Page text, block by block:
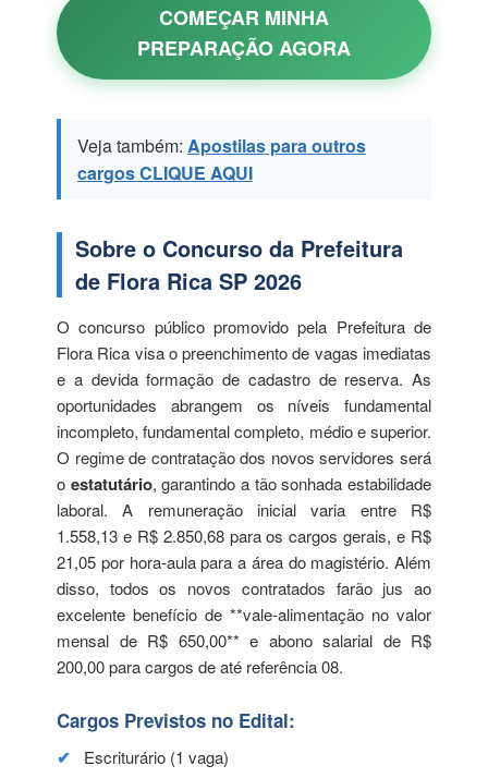
COMEÇAR MINHA
PREPARAÇÃO AGORA
Veja também: Apostilas para outros
cargos CLIQUE AQUI
Sobre o Concurso da Prefeitura
de Flora Rica SP 2026
O concurso público promovido pela Prefeitura de
Flora Rica visa o preenchimento de vagas imediatas
e a devida formação de cadastro de reserva. As
oportunidades abrangem os níveis fundamental
incompleto, fundamental completo, médio e superior.
O regime de contratação dos novos servidores será
o estatutário, garantindo a tão sonhada estabilidade
laboral. A remuneração inicial varia entre R$
1.558,13 e R$ 2.850,68 para os cargos gerais, e R$
21,05 por hora-aula para a área do magistério. Além
disso, todos os novos contratados farão jus ao
excelente benefício de **vale-alimentação no valor
mensal de R$ 650,00** e abono salarial de R$
200,00 para cargos de até referência 08.
Cargos Previstos no Edital:
Escriturário (1 vaga)